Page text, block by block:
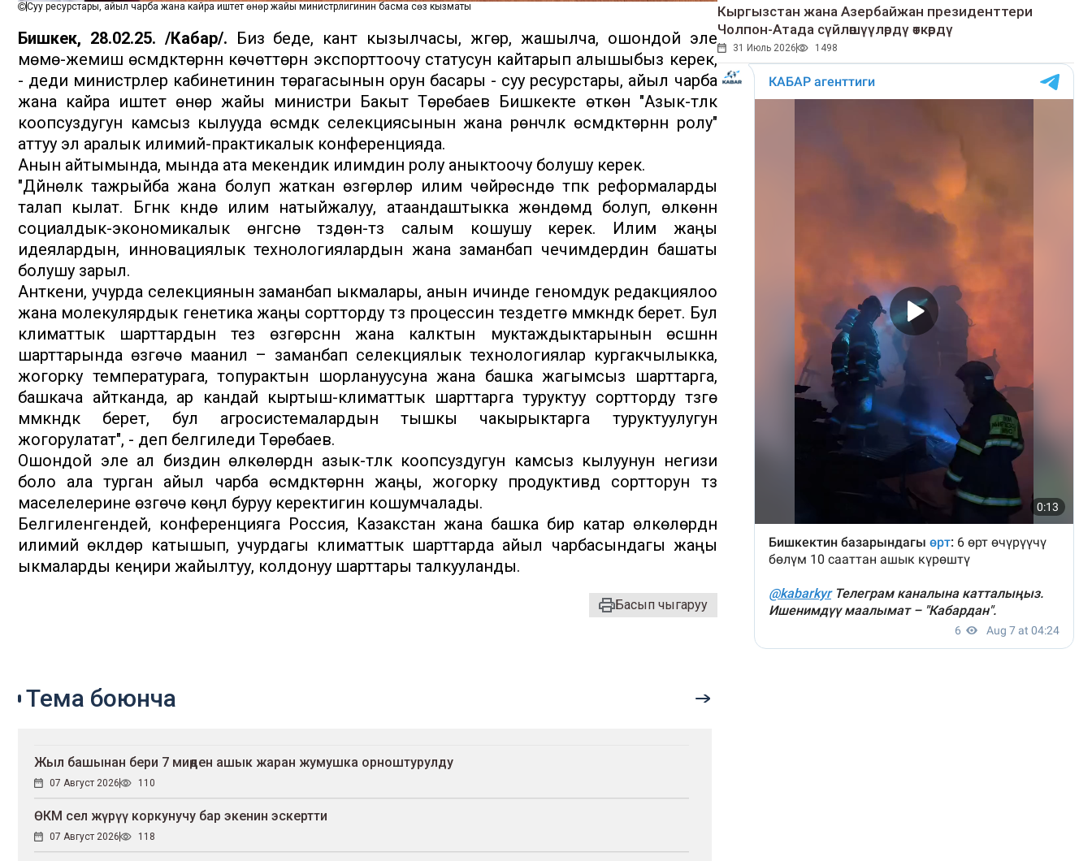
Суу ресурстары, айыл чарба жана кайра иштетүү өнөр жайы министрлигинин басма сөз кызматы
Бишкек, 28.02.25. /Кабар/. Биз беде, кант кызылчасы, жүгөрү, жашылча, ошондой эле
мөмө-жемиш өсүмдүктөрүнүн көчөттөрүн экспорттоочу статусун кайтарып алышыбыз керек,
- деди министрлер кабинетинин төрагасынын орун басары - суу ресурстары, айыл чарба
жана кайра иштетүү өнөр жайы министри Бакыт Төрөбаев Бишкекте өткөн "Азык-түлүк
коопсуздугун камсыз кылууда өсүмдүк селекциясынын жана үрөнчүлүк өсүмдүктөрүнүн ролу"
аттуу эл аралык илимий-практикалык конференцияда.
Анын айтымында, мында ата мекендик илимдин ролу аныктоочу болушу керек.
"Дүйнөлүк тажрыйба жана болуп жаткан өзгөрүүлөр илим чөйрөсүндө түпкү реформаларды
талап кылат. Бүгүнкү күндө илим натыйжалуу, атаандаштыкка жөндөмдүү болуп, өлкөнүн
социалдык-экономикалык өнүгүүсүнө түздөн-түз салым кошушу керек. Илим жаңы
идеялардын, инновациялык технологиялардын жана заманбап чечимдердин башаты
болушу зарыл.
Анткени, учурда селекциянын заманбап ыкмалары, анын ичинде геномдук редакциялоо
жана молекулярдык генетика жаңы сортторду түзүү процессин тездетүүгө мүмкүндүк берет. Бул
климаттык шарттардын тез өзгөрүүсүнүн жана калктын муктаждыктарынын өсүшүнүн
шарттарында өзгөчө маанилүү – заманбап селекциялык технологиялар кургакчылыкка,
жогорку температурага, топурактын шорлануусуна жана башка жагымсыз шарттарга,
башкача айтканда, ар кандай кыртыш-климаттык шарттарга туруктуу сортторду түзүүгө
мүмкүндүк берет, бул агросистемалардын тышкы чакырыктарга туруктуулугун
жогорулатат", - деп белгиледи Төрөбаев.
Ошондой эле ал биздин өлкөлөрдүн азык-түлүк коопсуздугун камсыз кылуунун негизи
боло ала турган айыл чарба өсүмдүктөрүнүн жаңы, жогорку продуктивдүү сортторун түзүү
маселелерине өзгөчө көңүл буруу керектигин кошумчалады.
Белгиленгендей, конференцияга Россия, Казакстан жана башка бир катар өлкөлөрдүн
илимий өкүлдөрү катышып, учурдагы климаттык шарттарда айыл чарбасындагы жаңы
ыкмаларды кеңири жайылтуу, колдонуу шарттары талкууланды.
Басып чыгаруу
Кыргызстан жана Азербайжан президенттери
Чолпон-Атада сүйлөшүүлөрдү өткөрдү
31 Июль 2026 1498
Тема боюнча
Жыл башынан бери 7 миңден ашык жаран жумушка орноштурулду
07 Август 2026 110
ӨКМ сел жүрүү коркунучу бар экенин эскертти
07 Август 2026 118